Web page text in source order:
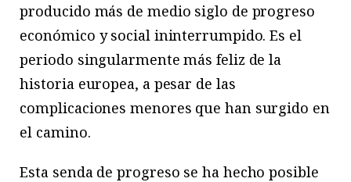
producido más de medio siglo de progreso
económico y social ininterrumpido. Es el
periodo singularmente más feliz de la
historia europea, a pesar de las
complicaciones menores que han surgido en
el camino.
Esta senda de progreso se ha hecho posible